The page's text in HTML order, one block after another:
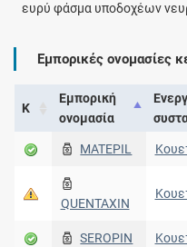
ευρύ φάσμα υποδοχέων
Εμπορικές ονομασίες
Κ
Εμπορική
ονομασία
MATEPIL
QUENTAXIN
SEROPIN